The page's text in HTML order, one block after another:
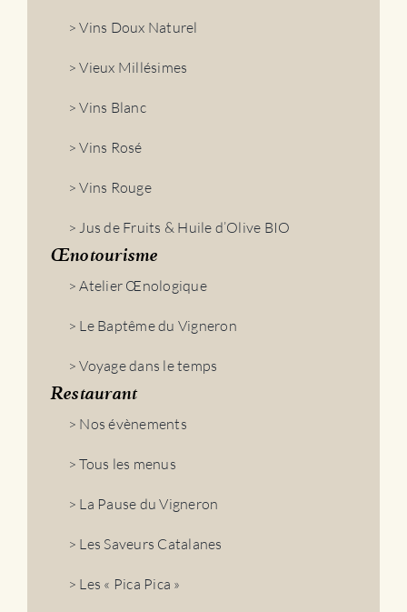
> Vins Doux Naturel
> Vieux Millésimes
> Vins Blanc
> Vins Rosé
> Vins Rouge
> Jus de Fruits & Huile d’Olive BIO
Œnotourisme
> Atelier Œnologique
> Le Baptême du Vigneron
> Voyage dans le temps
Restaurant
> Nos évènements
> Tous les menus
> La Pause du Vigneron
> Les Saveurs Catalanes
> Les « Pica Pica »